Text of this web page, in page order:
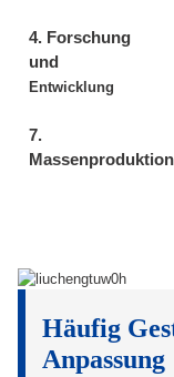
4. Forschung
und
Entwicklung
7.
Massenproduktion
Häufig
Anpassung